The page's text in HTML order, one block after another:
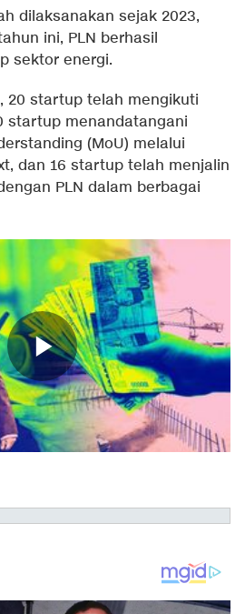
dilaksanakan sejak 2023,
ini, PLN berhasil
sektor energi.
20 startup telah mengikuti
startup menandatangani
(MoU) melalui
dan 16 startup telah menjalin
PLN dalam berbagai